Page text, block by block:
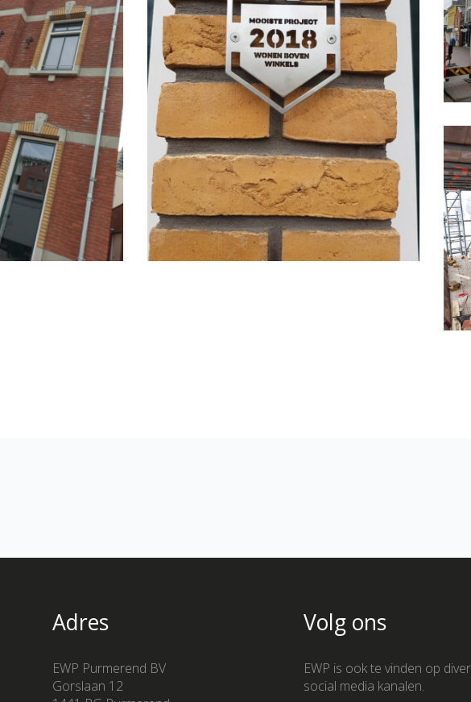
Adres
EWP Purmerend BV
Gorslaan 12
Volg ons
EWP is ook te vinden op
social media kanalen.